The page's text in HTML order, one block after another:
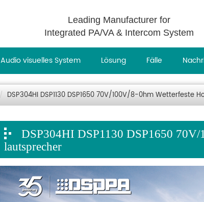
Leading Manufacturer for
Integrated PA/VA & Intercom System
Audio visuelles System Lösung Fälle
DSP304HI DSP1130 DSP1650 70V/100V/8-0hm Wetterfeste
DSP304HI DSP1130 DSP1650
lautsprecher